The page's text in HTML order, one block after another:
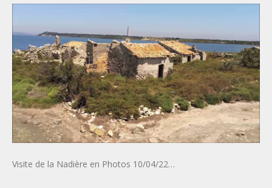
Visite de la Nadière en Photos 10/04/22…